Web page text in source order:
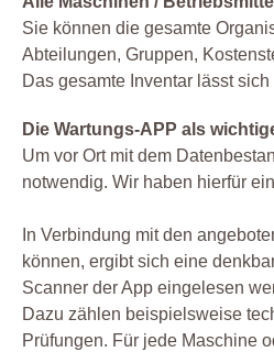
Sie können die gesamte
Abteilungen, Gruppen,
Das gesamte Inventar lässt
Die Wartungs-APP als
Um vor Ort mit dem
notwendig. Wir haben hierfür
In Verbindung mit den
können, ergibt sich eine
Scanner der App eingelesen
Dazu zählen beispielsweise
Prüfungen. Für jede Maschine